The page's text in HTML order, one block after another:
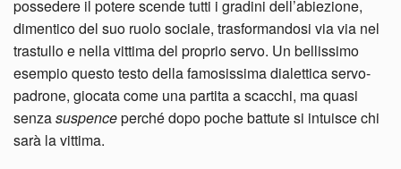
possedere il potere scende tutti i gradini dell’abiezione,
dimentico del suo ruolo sociale, trasformandosi via via nel
trastullo e nella vittima del proprio servo. Un bellissimo
esempio questo testo della famosissima dialettica servo-
padrone, giocata come una partita a scacchi, ma quasi
senzasuspenceperché dopo poche battute si intuisce chi
sarà la vittima.